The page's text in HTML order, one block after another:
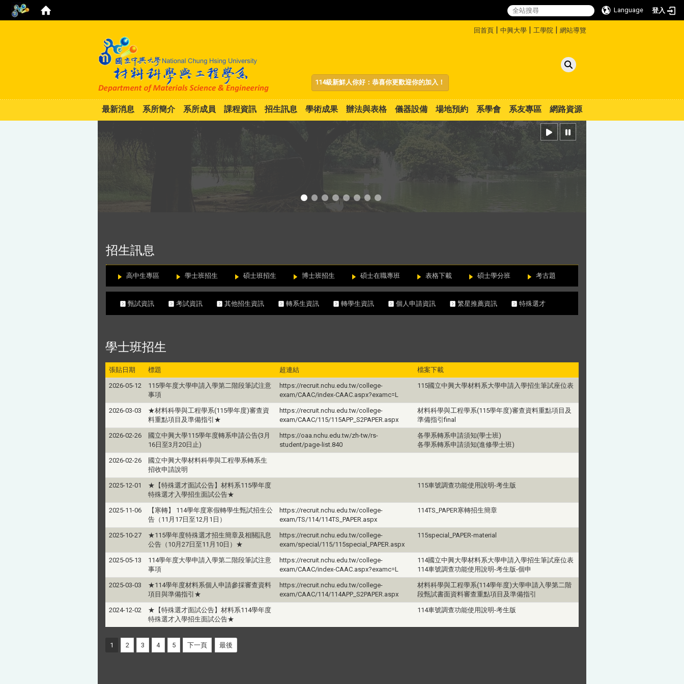
Language 登入
回首頁 | 中興大學 | 工學院 | 網站導覽
114級新鮮人你好：恭喜你更歡迎你的加入！
最新消息 系所簡介 系所成員 課程資訊 招生訊息 學術成果 辦法與表格 儀器設備 場地預約 系學會 系友專區 網路資源
招生訊息
高中生專區 學士班招生 碩士班招生 博士班招生 碩士在職專班 表格下載 碩士學分班 考古題
甄試資訊 考試資訊 其他招生資訊 轉系生資訊 轉學生資訊 個人申請資訊 繁星推薦資訊 特殊選才
學士班招生
張貼日期 標題 超連結 檔案下載
2026-05-12
115學年度大學申請入學第二階段筆試注意
事項
https://recruit.nchu.edu.tw/college-
exam/CAAC/index-CAAC.aspx?examc=L
115國立中興大學材料系大學申請入學招生筆試座位表
2026-03-03
★材料科學與工程學系(115學年度)審查資
料重點項目及準備指引★
https://recruit.nchu.edu.tw/college-
exam/CAAC/115/115APP_S2PAPER.aspx
材料科學與工程學系(115學年度)審查資料重點項目及
準備指引final
2026-02-26
國立中興大學115學年度轉系申請公告(3月
16日至3月20日止)
https://oaa.nchu.edu.tw/zh-tw/rs-
student/page-list.840
各學系轉系申請須知(學士班)
各學系轉系申請須知(進修學士班)
2026-02-26
國立中興大學材料科學與工程學系轉系生
招收申請說明
2025-12-01
★【特殊選才面試公告】材料系115學年度
特殊選才入學招生面試公告★
115車號調查功能使用說明-考生版
2025-11-06
【寒轉】 114學年度寒假轉學生甄試招生公
告（11月17日至12月1日）
https://recruit.nchu.edu.tw/college-
exam/TS/114/114TS_PAPER.aspx
114TS_PAPER寒轉招生簡章
2025-10-27
★115學年度特殊選才招生簡章及相關訊息
公告（10月27日至11月10日）★
https://recruit.nchu.edu.tw/college-
exam/special/115/115special_PAPER.aspx
115special_PAPER-material
2025-05-13
114學年度大學申請入學第二階段筆試注意
事項
https://recruit.nchu.edu.tw/college-
exam/CAAC/index-CAAC.aspx?examc=L
114國立中興大學材料系大學申請入學招生筆試座位表
114車號調查功能使用說明-考生版-個申
2025-03-03
★114學年度材料系個人申請參採審查資料
項目與準備指引★
https://recruit.nchu.edu.tw/college-
exam/CAAC/114/114APP_S2PAPER.aspx
材料科學與工程學系(114學年度)大學申請入學第二階
段甄試書面資料審查重點項目及準備指引
2024-12-02
★【特殊選才面試公告】材料系114學年度
特殊選才入學招生面試公告★
114車號調查功能使用說明-考生版
1 2 3 4 5 下一頁 最後